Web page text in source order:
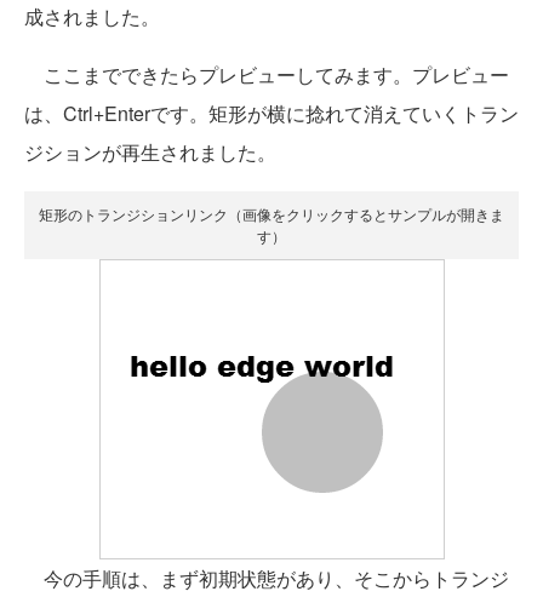
成されました。
ここまでできたらプレビューしてみます。プレビュー
は、Ctrl+Enterです。矩形が横に捻れて消えていくトラン
ジションが再生されました。
矩形のトランジションリンク（画像をクリックするとサンプルが開きま
す）
今の手順は、まず初期状態があり、そこからトランジ